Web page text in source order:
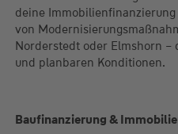
deine
von
Norderstedt oder Elmshorn
und planbaren Konditionen.
Baufinanzierung &